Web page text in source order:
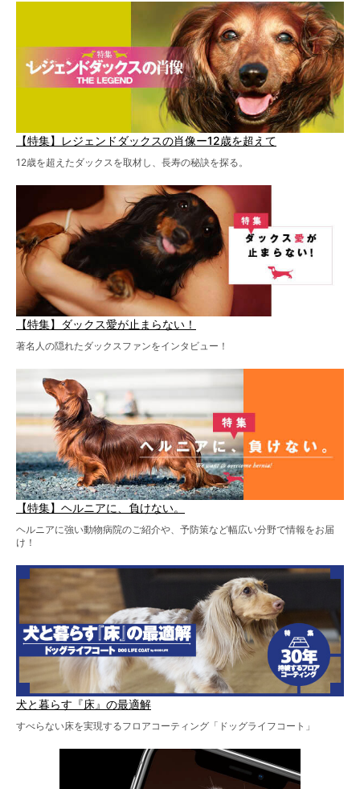
を点滴投与する治療により、歩けなかった子が投与37日で
【特集】レジェンドダックスの肖像ー12歳を超えて
12歳を超えたダックスを取材し、長寿の秘訣を探る。
【特集】ダックス愛が止まらない！
著名人の隠れたダックスファンをインタビュー！
【特集】ヘルニアに、負けない。
ヘルニアに強い動物病院のご紹介や、予防策など幅広い分野で情報をお届
け！
犬と暮らす『床』の最適解
すべらない床を実現するフロアコーティング「ドッグライフコート」